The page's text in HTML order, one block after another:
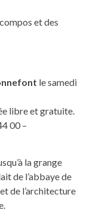
et des
le samedi
libre et gratuite.
00 –
la grange
de l’abbaye de
de l’architecture